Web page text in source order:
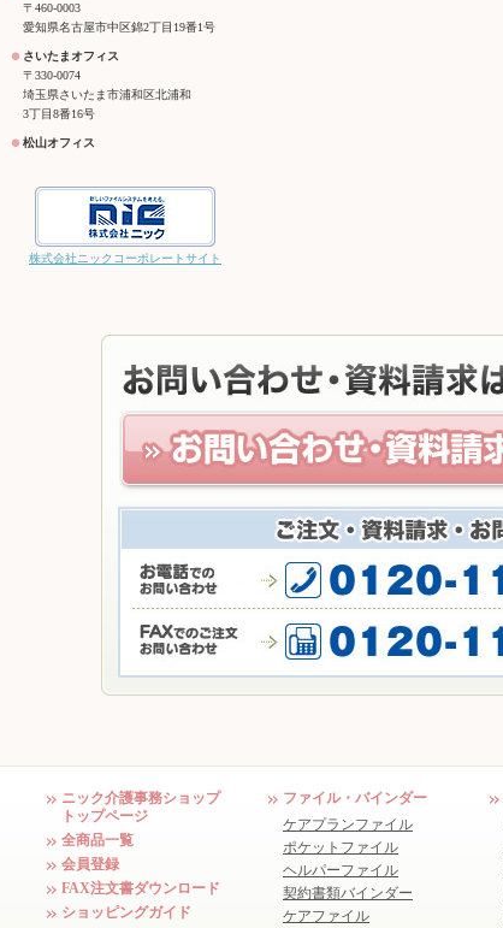
〒460-0003
愛知県名古屋市中区錦2丁目19番1号
さいたまオフィス
〒330-0074
埼玉県さいたま市浦和区北浦和
3丁目8番16号
松山オフィス
株式会社ニックコーポレートサイト
ニック介護事務ショップ
トップページ
全商品一覧
会員登録
FAX注文書ダウンロード
ショッピングガイド
ファイル・バインダー
ケアプランファイル
ポケットファイル
ヘルパーファイル
契約書類バインダー
ケアファイル